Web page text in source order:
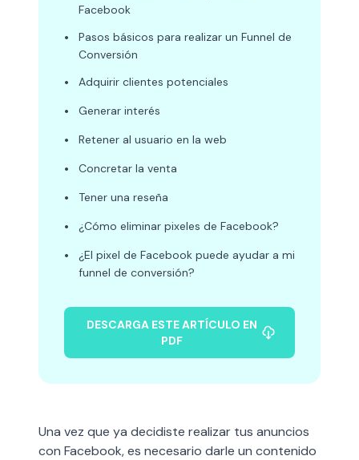
Facebook
•
Pasos básicos para realizar un Funnel de
Conversión
• Adquirir clientes potenciales
• Generar interés
• Retener al usuario en la web
• Concretar la venta
• Tener una reseña
• ¿Cómo eliminar pixeles de Facebook?
•
¿El pixel de Facebook puede ayudar a mi
funnel de conversión?
DESCARGA ESTE ARTÍCULO EN
PDF
Una vez que ya decidiste realizar tus anuncios
con Facebook, es necesario darle un contenido